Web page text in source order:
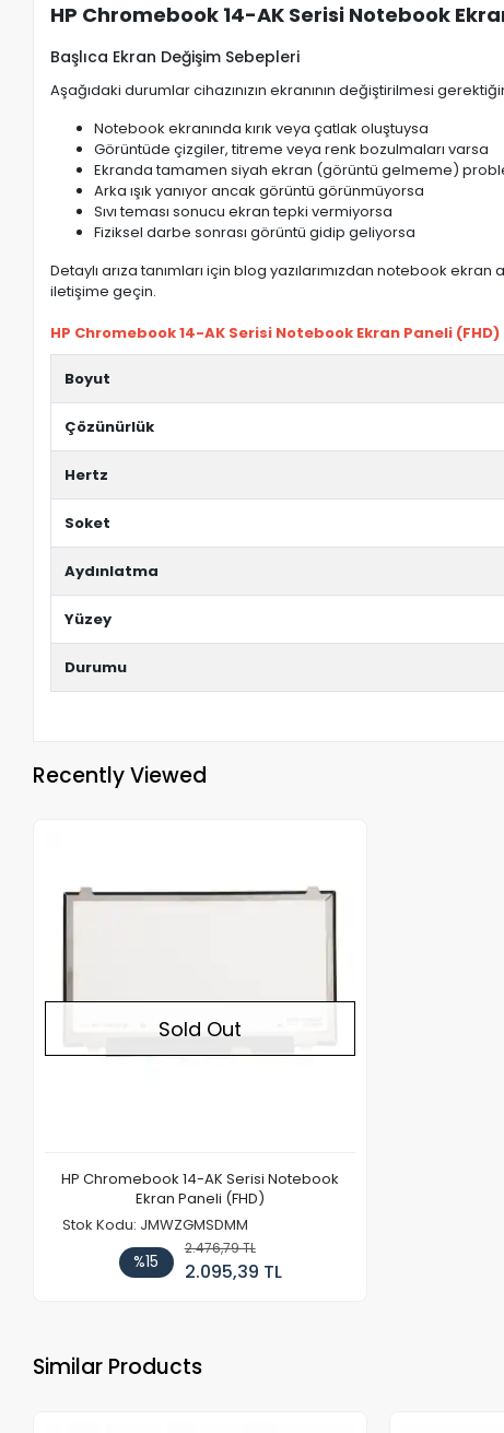
HP Chromebook 14-AK Serisi Notebook
Başlıca Ekran Değişim Sebepleri
Aşağıdaki durumlar cihazınızın ekranının değiştirilmesi
Notebook ekranında kırık veya çatlak oluştuysa
Görüntüde çizgiler, titreme veya renk bozulmaları varsa
Ekranda tamamen siyah ekran (görüntü gelmeme)
Arka ışık yanıyor ancak görüntü görünmüyorsa
Sıvı teması sonucu ekran tepki vermiyorsa
Fiziksel darbe sonrası görüntü gidip geliyorsa
Detaylı arıza tanımları için blog yazılarımızdan notebook
iletişime geçin.
HP Chromebook 14-AK Serisi Notebook Ekran Paneli
Boyut
Çözünürlük
Hertz
Soket
Aydınlatma
Yüzey
Durumu
Recently Viewed
Sold Out
HP Chromebook 14-AK Serisi Notebook
Ekran Paneli (FHD)
Stok Kodu: JMWZGMSDMM
%15
2.476,79 TL
2.095,39 TL
Similar Products